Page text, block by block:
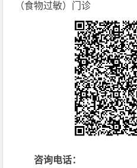
（食物过敏）门诊
咨询电话：